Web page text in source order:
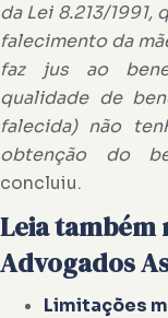
da Lei 8.213/
falecimento da
faz jus ao
qualidade de
falecida) não
obtenção do
concluiu.
Leia também
Advogados
Limitações